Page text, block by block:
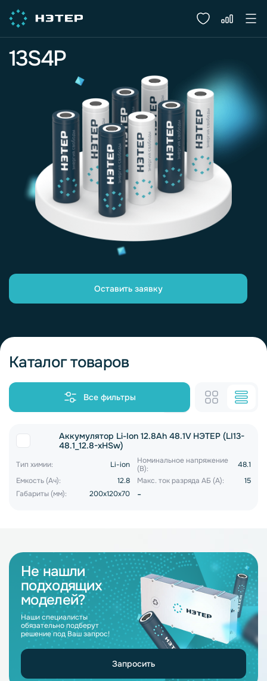
13S4P
Оставить заявку
Каталог товаров
Все фильтры
Аккумулятор Li-Ion 12.8Ah 48.1V НЭТЕР (LI13-
48.1_12.8-xHSw)
Тип химии: Li-ion
Номинальное напряжение
(В):
48.1
Емкость (Ач):
12.8 Макс. ток разряда АБ (А):
15
Габариты (мм):
200x120x70 -
Не нашли
подходящих
моделей?
Наши специалисты
обязательно подберут
решение под Ваш запрос!
Запросить